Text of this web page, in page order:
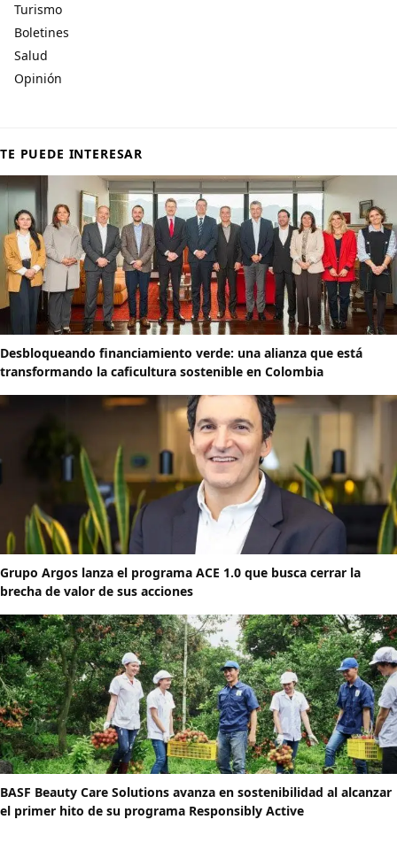
Turismo
Boletines
Salud
Opinión
TE PUEDE INTERESAR
Desbloqueando financiamiento verde: una alianza que está
transformando la caficultura sostenible en Colombia
Grupo Argos lanza el programa ACE 1.0 que busca cerrar la
brecha de valor de sus acciones
BASF Beauty Care Solutions avanza en sostenibilidad al alcanzar
el primer hito de su programa Responsibly Active